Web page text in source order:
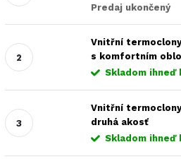
Predaj ukončený
Vnitřní
s komfortním
Skladom ihneď
Vnitřní termoclony
druhá akosť
Skladom ihneď